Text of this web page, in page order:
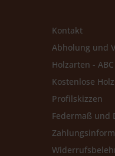
Kontakt
Abholung und
Holzarten - ABC
Kostenlose
Profilskizzen
Federmaß und